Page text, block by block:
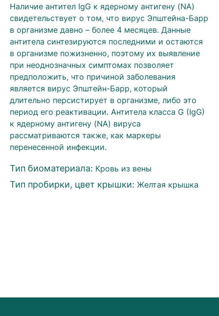
Наличие антител IgG к ядерному антигену (NA)
свидетельствует о том, что вирус Эпштейна-Барр
в организме давно – более 4 месяцев. Данные
антитела синтезируются последними и остаются
в организме пожизненно, поэтому их выявление
при неоднозначных симптомах позволяет
предположить, что причиной заболевания
является вирус Эпштейн-Барр, который
длительно персистирует в организме, либо это
период его реактивации. Антитела класса G (IgG)
к ядерному антигену (NA) вируса
рассматриваются также, как маркеры
перенесенной инфекции.
Тип биоматериала: Кровь из вены
Тип пробирки, цвет крышки: Желтая крышка